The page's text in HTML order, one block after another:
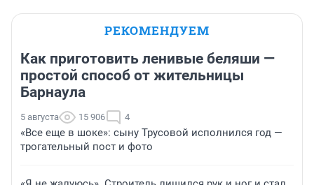
РЕКОМЕНДУЕМ
Как приготовить ленивые беляши —
простой способ от жительницы
Барнаула
5 августа 15 906 4
«Все еще в шоке»: сыну Трусовой исполнился год —
трогательный пост и фото